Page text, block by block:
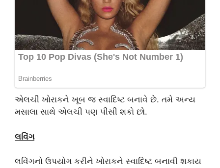
એલચી ખોરાકને ખૂબ જ સ્વાદિષ્ટ બનાવે છે. તમે અન્ય
મસાલા સાથે એલચી પણ પીસી શકો છો.
લવિંગ
લવિંગનો ઉપયોગ કરીને ખોરાકને સ્વાદિષ્ટ બનાવી શકાય